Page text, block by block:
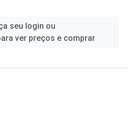
seu login ou
ver preços e comprar